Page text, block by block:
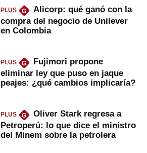
PLUS G
Alicorp: qué ganó con la
compra del negocio de Unilever
en Colombia
PLUS G
Fujimori propone
eliminar ley que puso en jaque
peajes: ¿qué cambios implicaría?
PLUS G
Oliver Stark regresa a
Petroperú: lo que dice el ministro
del Minem sobre la petrolera